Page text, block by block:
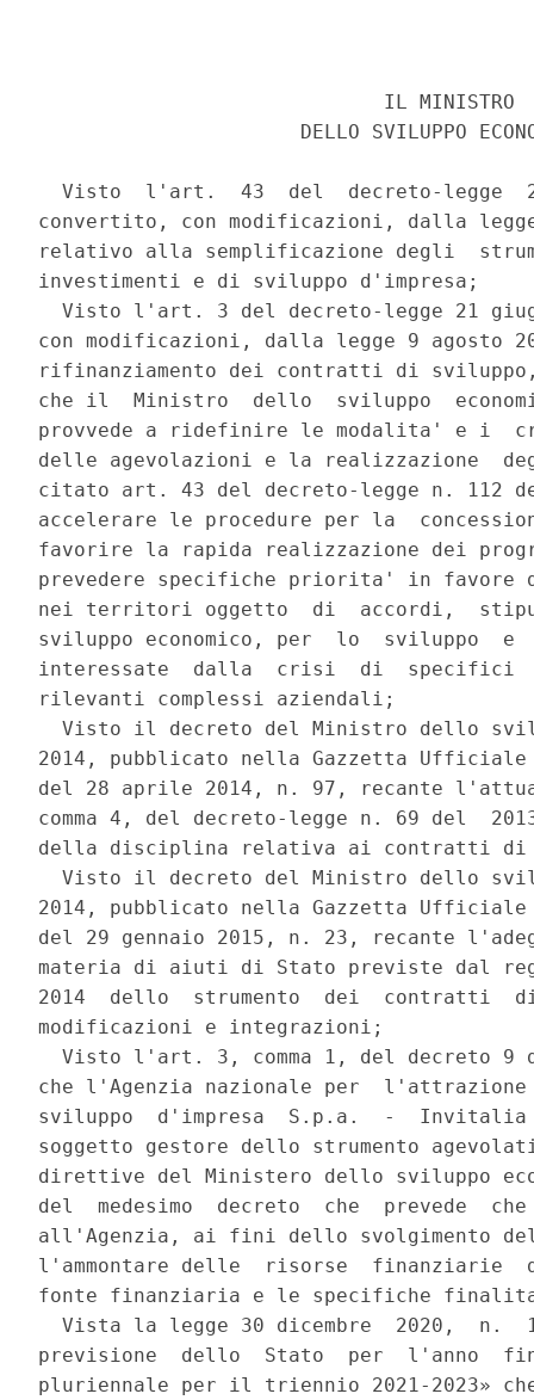
                             IL MINISTRO
DELLO SVILUPPO
Visto  l'art.  43  del  decreto-legge
convertito, con modificazioni, dalla
relativo alla semplificazione degli
investimenti e di sviluppo d'impresa;
Visto l'art. 3 del decreto-legge 21
con modificazioni, dalla legge 9 agosto
rifinanziamento dei contratti di sviluppo,
che il  Ministro  dello  sviluppo
provvede a ridefinire le modalita' e i
delle agevolazioni e la realizzazione
citato art. 43 del decreto-legge n. 112
accelerare le procedure per la
favorire la rapida realizzazione dei
prevedere specifiche priorita' in favore
nei territori oggetto  di  accordi,
sviluppo economico, per  lo  sviluppo
interessate  dalla  crisi  di  specifici
rilevanti complessi aziendali;
Visto il decreto del Ministro dello
2014, pubblicato nella Gazzetta
del 28 aprile 2014, n. 97, recante
comma 4, del decreto-legge n. 69 del
della disciplina relativa ai contratti
Visto il decreto del Ministro dello
2014, pubblicato nella Gazzetta
del 29 gennaio 2015, n. 23, recante
materia di aiuti di Stato previste dal
2014  dello  strumento  dei  contratti
modificazioni e integrazioni;
Visto l'art. 3, comma 1, del decreto 9
che l'Agenzia nazionale per
sviluppo  d'impresa  S.p.a.  -  Invitalia
soggetto gestore dello strumento
direttive del Ministero dello sviluppo
del  medesimo  decreto  che  prevede
all'Agenzia, ai fini dello
l'ammontare delle  risorse  finanziarie
fonte finanziaria e le specifiche
Vista la legge 30 dicembre  2020,  n.
previsione  dello  Stato  per  l'anno
pluriennale per il triennio 2021-2023»